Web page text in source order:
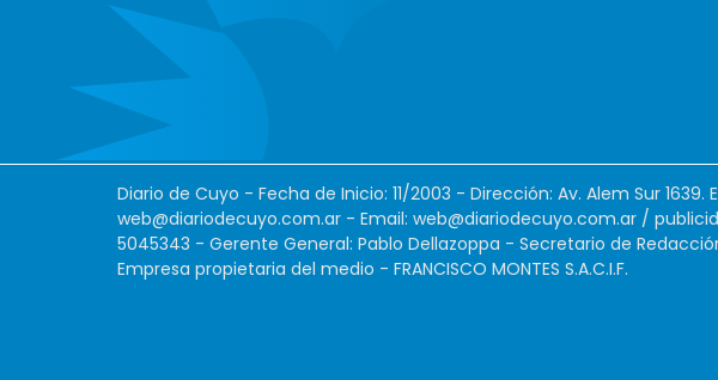
Diario de Cuyo - Fecha de Inicio: 11/2003 - Dirección: Av. Alem Sur
web@diariodecuyo.com.ar - Email: web@diariodecuyo.com.ar /
5045343 - Gerente General: Pablo Dellazoppa - Secretario de
Empresa propietaria del medio - FRANCISCO MONTES S.A.C.I.F.